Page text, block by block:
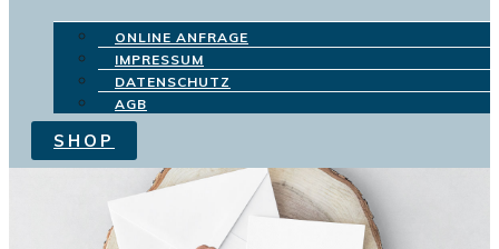
ONLINE ANFRAGE
IMPRESSUM
DATENSCHUTZ
AGB
SHOP